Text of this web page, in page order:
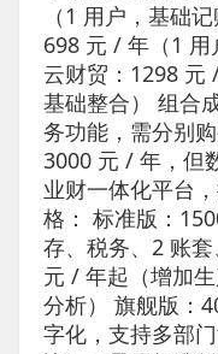
（1 用户，基础
698 元 / 年（1 用
云财贸：1298 元
基础整合） 组合
务功能，需分别
3000 元 / 年，但
业财一体化平台
格： 标准版：
存、税务、2 账
元 / 年起（增加
分析） 旗舰版：
字化，支持多部